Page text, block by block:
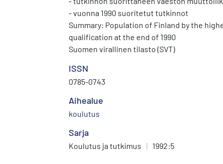
- vuonna 1990 suoritetut tutkinnot
Summary: Population of Finland by the highest educational
qualification at the end of 1990
Suomen virallinen tilasto (SVT)
ISSN
0785-0743
Aihealue
koulutus
Sarja
Koulutus ja tutkimus | 1992:5